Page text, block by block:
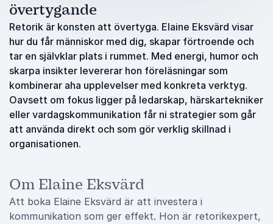
övertygande
Retorik är konsten att övertyga. Elaine Eksvärd visar
hur du får människor med dig, skapar förtroende och
tar en självklar plats i rummet. Med energi, humor och
skarpa insikter levererar hon föreläsningar som
kombinerar aha upplevelser med konkreta verktyg.
Oavsett om fokus ligger på ledarskap, härskartekniker
eller vardagskommunikation får ni strategier som går
att använda direkt och som gör verklig skillnad i
organisationen.
Om Elaine Eksvärd
Att boka Elaine Eksvärd är att investera i
kommunikation som ger effekt. Hon är retorikexpert,